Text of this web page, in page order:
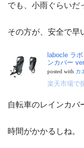
でも、小雨ぐらいだ
その方が、安全で
labocle ラ
ンカバー
posted with カ
楽天市場で
自転車のレインカバ
時間がかかるしね。